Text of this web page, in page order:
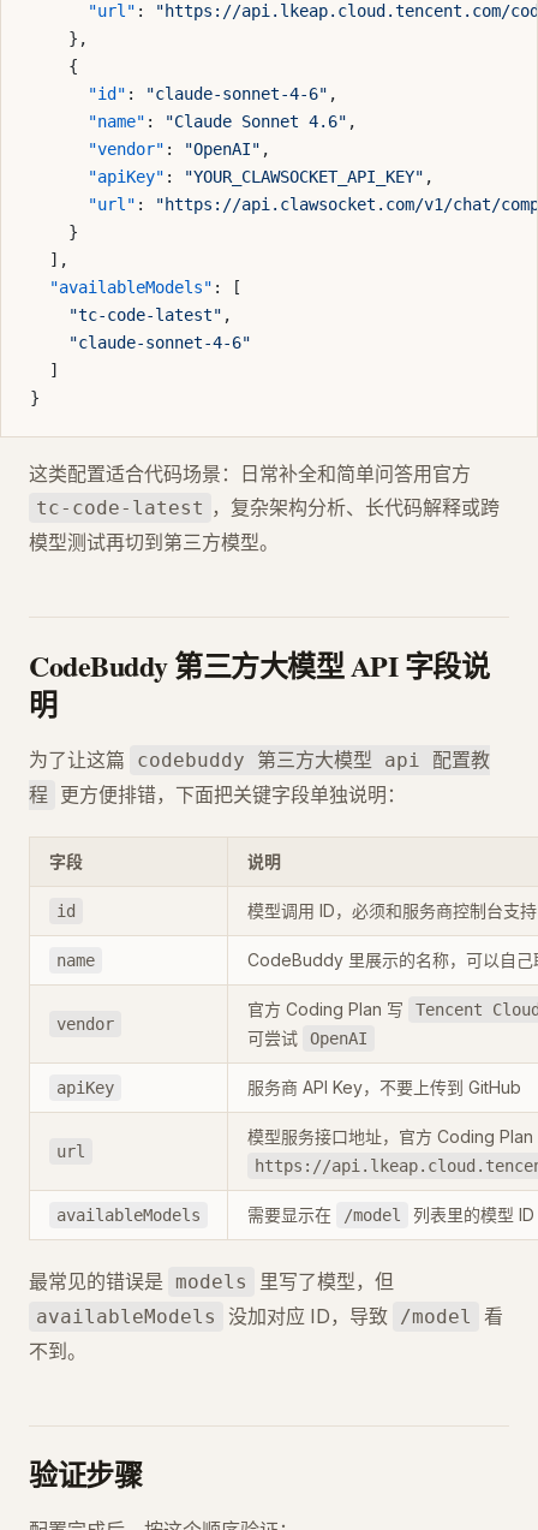
      "url"
:
"https://api.lkeap.cloud.tencent.com/
    },
    {
      "id"
: "claude-sonnet-4-6" ,
      "name"
: "Claude Sonnet 4.6" ,
      "vendor"
: "OpenAI" ,
      "apiKey"
: "YOUR_CLAWSOCKET_API_KEY" ,
      "url"
:
"https://api.clawsocket.com/v1/chat/
    }
  ],
  "availableModels"
: [
    "tc-code-latest"
,
    "claude-sonnet-4-6"
  ]
}
这类配置适合代码场景：日常补全和简单问答用官方
tc-code-latest ，复杂架构分析、长代码解释或跨
模型测试再切到第三方模型。
CodeBuddy 第三方大模型 API 字段说
明
为了让这篇
codebuddy 第三方大模型 api 配置教
程
更方便排错，下面把关键字段单独说明：
字段 说明
id 模型调用 ID，必须和服务商控制台支
name CodeBuddy 里展示的名称，可以自己
vendor
官方 Coding Plan 写 Tencent
可尝试 OpenAI
apiKey 服务商 API Key，不要上传到 GitHub
url
模型服务接口地址，官方 Coding Plan
https://
availableModels 需要显示在 /model 列表里的模型 ID
最常见的错误是 models 里写了模型，但
availableModels 没加对应 ID，导致 /model
看
不到。
验证步骤